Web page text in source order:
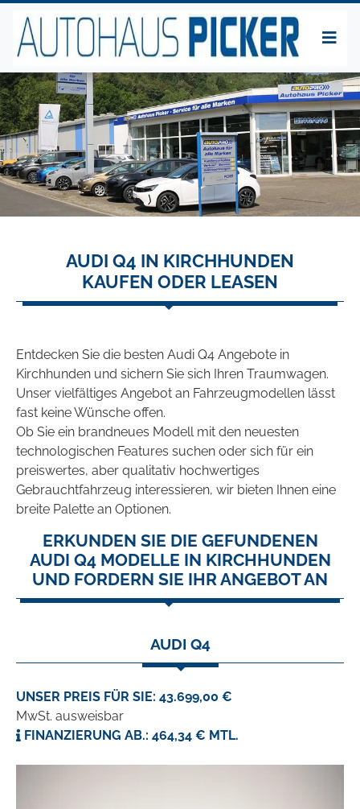
AUDI Q4 IN KIRCHHUNDEN
KAUFEN ODER LEASEN
Entdecken Sie die besten Audi Q4 Angebote in
Kirchhunden und sichern Sie sich Ihren Traumwagen.
Unser vielfältiges Angebot an Fahrzeugmodellen lässt
fast keine Wünsche offen.
Ob Sie ein brandneues Modell mit den neuesten
technologischen Features suchen oder sich für ein
preiswertes, aber qualitativ hochwertiges
Gebrauchtfahrzeug interessieren, wir bieten Ihnen eine
breite Palette an Optionen.
ERKUNDEN SIE DIE GEFUNDENEN
AUDI Q4 MODELLE IN KIRCHHUNDEN
UND FORDERN SIE IHR ANGEBOT AN
AUDI Q4
UNSER PREIS FÜR SIE: 43.699,00 €
MwSt. ausweisbar
FINANZIERUNG AB.: 464,34 € MTL.